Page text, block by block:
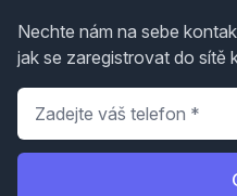
Nechte nám na sebe
jak se zaregistrovat do sítě
Telefon